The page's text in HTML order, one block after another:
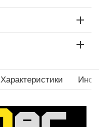
Характеристики